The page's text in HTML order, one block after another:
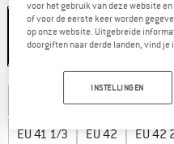
Kies een maat:
38 2/3 EU39 1/3 EU
EU41 1/3 EU42 EU42
voor het gebruik van deze website
of voor de eerste keer worden
op onze website. Uitgebreide
doorgiften naar derde landen, vind je
INSTELLINGEN